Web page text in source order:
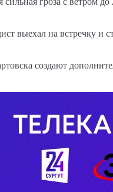
выехал на встречку и
создают